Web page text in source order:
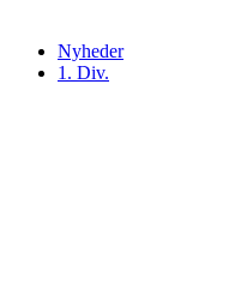
Nyheder
1. Div.